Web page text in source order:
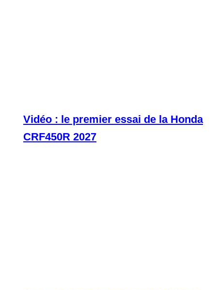
Vidéo : le premier essai de la Honda
CRF450R 2027